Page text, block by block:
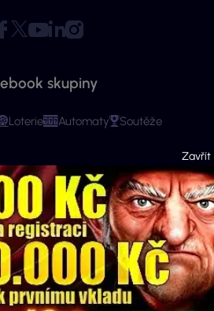
skupiny
Loterie Automaty Soutěže
vyhrazena. Vyhraj.cz | Ministerstvo financí
může vzniknout závislost! Stránky mají čistě
informace se týkají osob starších 18 let.
s.r.o. se sídlem Kurzova 2222/16, Stodůlky,
DIČ: CZ13992228) · Kontakt:info@vyhraj.cz